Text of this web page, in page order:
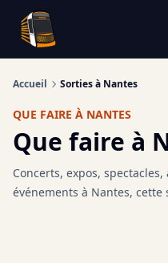
Infotan
Accueil Sorties à Nantes
QUE FAIRE À NANTES
Que faire à
Concerts, expos,
événements à Nantes, cette